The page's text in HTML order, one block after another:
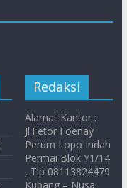
Redaksi
Alamat Kantor :
Jl.Fetor Foenay
Perum Lopo Indah
Permai Blok Y1/14
, Tlp 08113824479
Kupang – Nusa